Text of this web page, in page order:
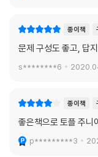
종이책
문제 구성도 좋고, 답
s********6
종이책
좋은책으로 토플 주니
p*********3